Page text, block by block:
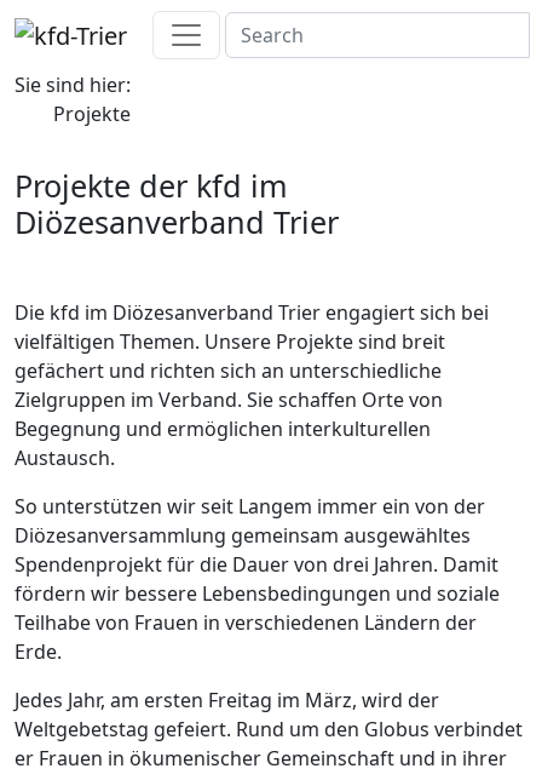
Sie sind hier:
Projekte
Projekte der kfd im
Diözesanverband Trier
Die kfd im Diözesanverband Trier engagiert sich bei
vielfältigen Themen. Unsere Projekte sind breit
gefächert und richten sich an unterschiedliche
Zielgruppen im Verband. Sie schaffen Orte von
Begegnung und ermöglichen interkulturellen
Austausch.
So unterstützen wir seit Langem immer ein von der
Diözesanversammlung gemeinsam ausgewähltes
Spendenprojekt für die Dauer von drei Jahren. Damit
fördern wir bessere Lebensbedingungen und soziale
Teilhabe von Frauen in verschiedenen Ländern der
Erde.
Jedes Jahr, am ersten Freitag im März, wird der
Weltgebetstag gefeiert. Rund um den Globus verbindet
er Frauen in ökumenischer Gemeinschaft und in ihrer